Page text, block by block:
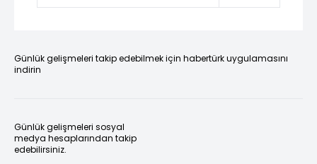
Günlük gelişmeleri takip edebilmek için habertürk uygulamasını
indirin
Günlük gelişmeleri sosyal
medya hesaplarından takip
edebilirsiniz.